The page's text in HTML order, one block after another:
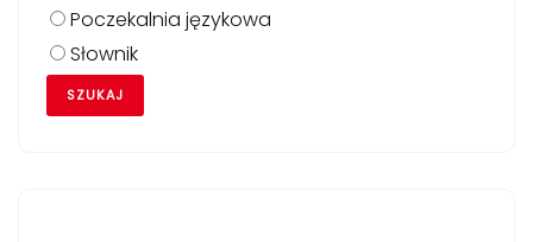
Poczekalnia językowa
Słownik